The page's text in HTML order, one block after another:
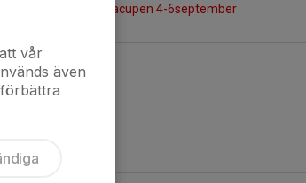
Kungsbackacupen 4-6september
vår
även